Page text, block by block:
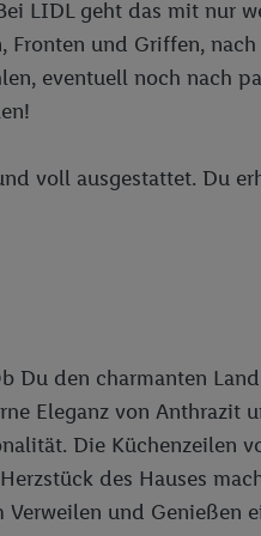
LIDL geht das mit nur
und Griffen,
eventuell noch nach
voll ausgestattet. Du
Du den charmanten
Eleganz von Anthrazit
Die Küchenzeilen
des Hauses
und Genießen
Technologie in
Sie verfügbar ist.
und einer
zu erfassen.
von Dritten betrieben
speziell zur
(nur für
Utiq
einen Klick auf
sämtlicher
Ihre Einwilligung
.Die Impressen
gilt auch für die
für Werbung und